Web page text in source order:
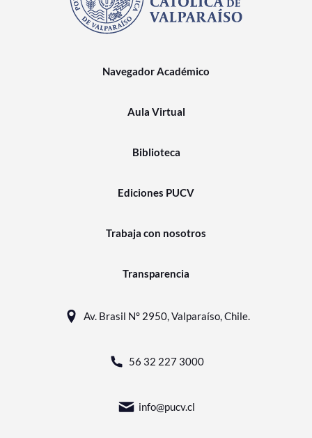
Navegador Académico
Aula Virtual
Biblioteca
Ediciones PUCV
Trabaja con nosotros
Transparencia
Av. Brasil N° 2950, Valparaíso, Chile.
56 32 227 3000
info@pucv.cl